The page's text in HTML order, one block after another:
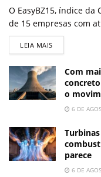
O EasyBZ15, índice da
de 15 empresas com
LEIA MAIS
Com
o
6 DE
parece
6 DE